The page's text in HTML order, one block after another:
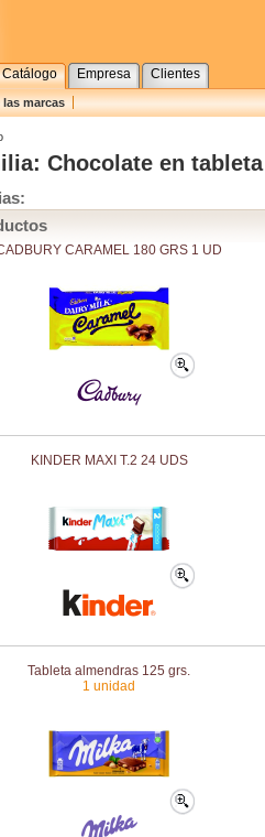
Catálogo Empresa Clientes
marcas
Chocolate en tableta
CARAMEL 180 GRS 1 UD
KINDER MAXI T.2 24 UDS
Tableta almendras 125 grs.
1 unidad